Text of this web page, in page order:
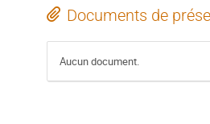
Documents de
Aucun document.